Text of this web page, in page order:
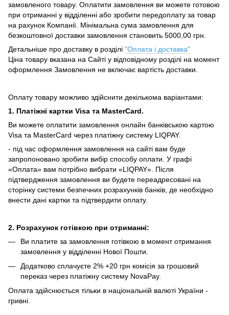
замовленого товару. Оплатити замовлення ви можете готовою
при отриманні у відділенні або зробити передоплату за товар
на рахунок Компанії. Мінімальна сума замовлення для
безкоштовної доставки замовлення становить 5000,00 грн.
Детальніше про доставку в розділі "Оплата і доставка"
Ціна товару вказана на Сайті у відповідному розділі на момент
оформлення Замовлення не включає вартість доставки.
Оплату товару можливо здійснити декількома варіантами:
1. Платіжні картки Visa та MasterCard.
Ви можете оплатити замовлення онлайн банківською картою
Visa та MasterCard через платіжну систему LIQPAY.
- під час оформлення замовлення на сайті вам буде
запропоновано зробити вибір способу оплати. У графі
«Оплата» вам потрібно вибрати «LIQPAY». Після
підтвердження замовлення ви будете переадресовані на
сторінку системи безпечних розрахунків банків, де необхідно
внести дані картки та підтвердити оплату.
2. Розрахунок готівкою при отриманні:
Ви платите за замовлення готівкою в момент отримання
замовлення у відділенні Нової Пошти.
Додатково сплачуєте 2% +20 грн комісія за грошовий
переказ через платіжну систему NovaPay.
Оплата здійснюється тільки в національній валюті України -
гривні.